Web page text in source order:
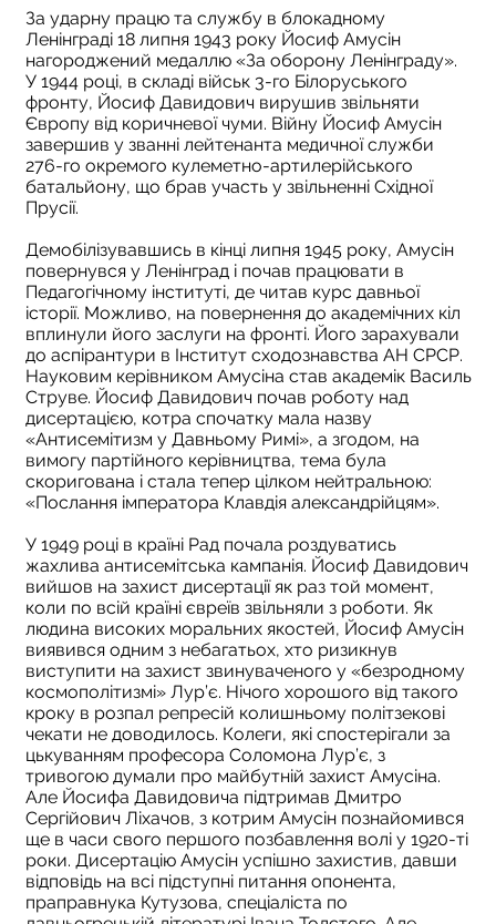
За ударну працю та службу в блокадному
Ленінграді 18 липня 1943 року Йосиф Амусін
нагороджений медаллю «За оборону Ленінграду».
У 1944 році, в складі військ 3-го Білоруського
фронту, Йосиф Давидович вирушив звільняти
Європу від коричневої чуми. Війну Йосиф Амусін
завершив у званні лейтенанта медичної служби
276-го окремого кулеметно-артилерійського
батальйону, що брав участь у звільненні Східної
Прусії.
Демобілізувавшись в кінці липня 1945 року, Амусін
повернувся у Ленінград і почав працювати в
Педагогічному інституті, де читав курс давньої
історії. Можливо, на повернення до академічних кіл
вплинули його заслуги на фронті. Його зарахували
до аспірантури в Інститут сходознавства АН СРСР.
Науковим керівником Амусіна став академік Василь
Струве. Йосиф Давидович почав роботу над
дисертацією, котра спочатку мала назву
«Антисемітизм у Давньому Римі», а згодом, на
вимогу партійного керівництва, тема була
скоригована і стала тепер цілком нейтральною:
«Послання імператора Клавдія александрійцям».
У 1949 році в країні Рад почала роздуватись
жахлива антисемітська кампанія. Йосиф Давидович
вийшов на захист дисертації як раз той момент,
коли по всій країні євреїв звільняли з роботи. Як
людина високих моральних якостей, Йосиф Амусін
виявився одним з небагатьох, хто ризикнув
виступити на захист звинуваченого у «безродному
космополітизмі» Лур’є. Нічого хорошого від такого
кроку в розпал репресій колишньому політзекові
чекати не доводилось. Колеги, які спостерігали за
цькуванням професора Соломона Лур’є, з
тривогою думали про майбутній захист Амусіна.
Але Йосифа Давидовича підтримав Дмитро
Сергійович Ліхачов, з котрим Амусін познайомився
ще в часи свого першого позбавлення волі у 1920-ті
роки. Дисертацію Амусін успішно захистив, давши
відповідь на всі підступні питання опонента,
праправнука Кутузова, спеціаліста по